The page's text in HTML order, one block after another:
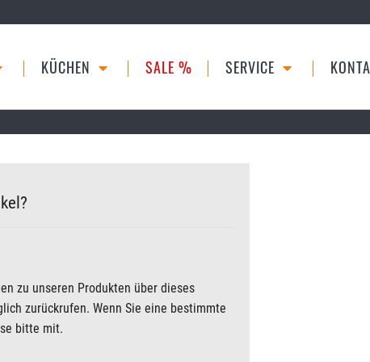
KÜCHEN SALE % SERVICE
zu unseren Produkten über dieses
zurückrufen. Wenn Sie eine bestimmte
bitte mit.